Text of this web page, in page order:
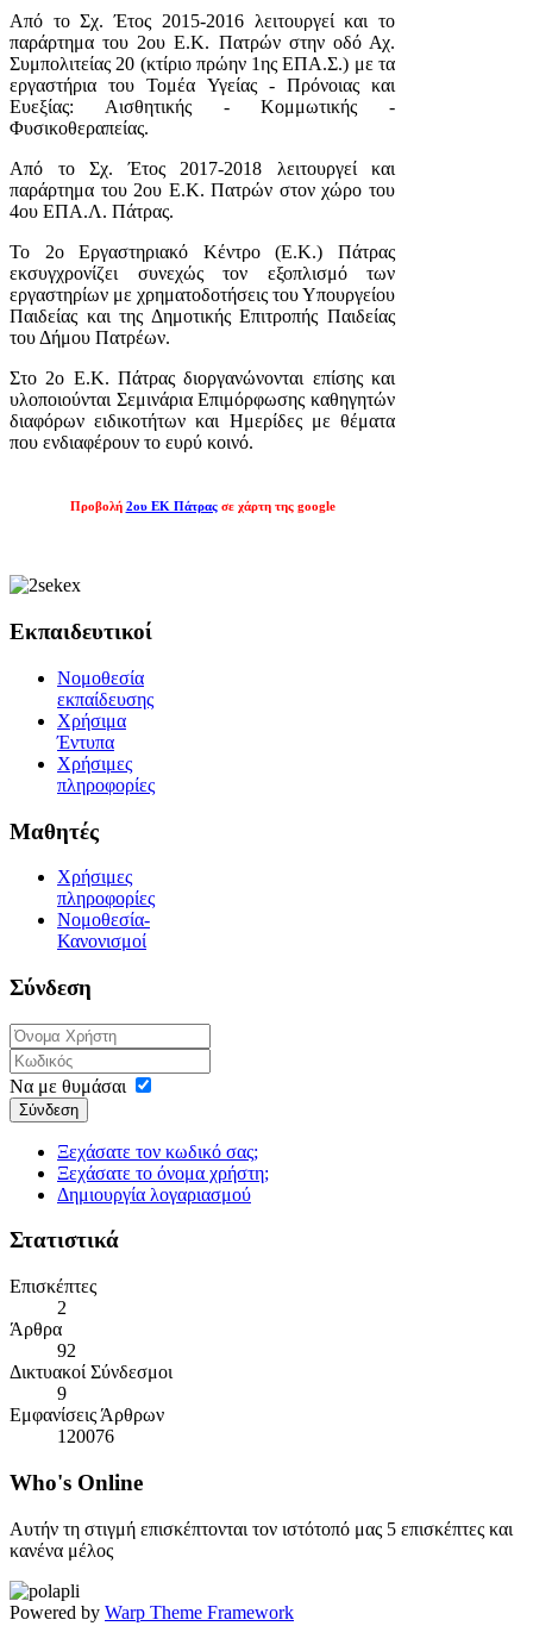
Από το Σχ. Έτος 2015-2016 λειτουργεί και το
παράρτημα του 2ου Ε.Κ. Πατρών στην οδό Αχ.
Συμπολιτείας 20 (κτίριο πρώην 1ης ΕΠΑ.Σ.) με τα
εργαστήρια του Τομέα Υγείας - Πρόνοιας και
Ευεξίας: Αισθητικής - Κομμωτικής -
Φυσικοθεραπείας.
Από το Σχ. Έτος 2017-2018 λειτουργεί και
παράρτημα του 2ου Ε.Κ. Πατρών στον χώρο του
4ου ΕΠΑ.Λ. Πάτρας.
Το 2ο Εργαστηριακό Κέντρο (Ε.Κ.) Πάτρας
εκσυγχρονίζει συνεχώς τον εξοπλισμό των
εργαστηρίων με χρηματοδοτήσεις του Υπουργείου
Παιδείας και της Δημοτικής Επιτροπής Παιδείας
του Δήμου Πατρέων.
Στο 2ο Ε.Κ. Πάτρας διοργανώνονται επίσης και
υλοποιούνται Σεμινάρια Επιμόρφωσης καθηγητών
διαφόρων ειδικοτήτων και Ημερίδες με θέματα
που ενδιαφέρουν το ευρύ κοινό.
Προβολή 2ου ΕΚ Πάτρας σε χάρτη της google
Εκπαιδευτικοί
Νομοθεσία
εκπαίδευσης
Χρήσιμα
Έντυπα
Χρήσιμες
πληροφορίες
Μαθητές
Χρήσιμες
πληροφορίες
Νομοθεσία-
Κανονισμοί
Σύνδεση
Να με θυμάσαι
Σύνδεση
Ξεχάσατε τον κωδικό σας;
Ξεχάσατε το όνομα χρήστη;
Δημιουργία λογαριασμού
Στατιστικά
Επισκέπτες
2
Άρθρα
92
Δικτυακοί Σύνδεσμοι
9
Εμφανίσεις Άρθρων
120076
Who's Online
Αυτήν τη στιγμή επισκέπτονται τον ιστότοπό μας 5 επισκέπτες και
κανένα μέλος
Powered by Warp Theme Framework